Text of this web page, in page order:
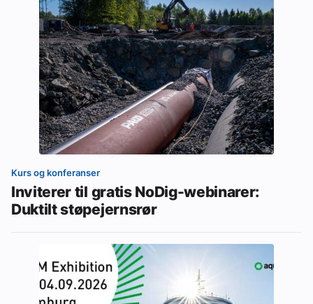
Kurs og konferanser
Inviterer til gratis NoDig-webinarer:
Duktilt støpejernsrør